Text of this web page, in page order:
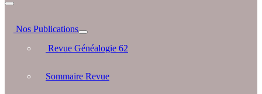
Nos Publications
Revue Généalogie 62
Sommaire Revue